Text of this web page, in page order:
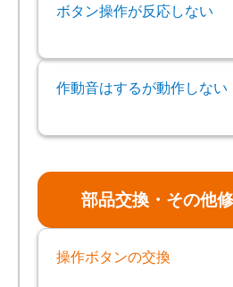
ボタン操作が反応しない
作動音はするが動作しない
部品交換・その他
操作ボタンの交換